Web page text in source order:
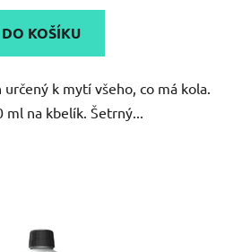
DO KOŠÍKU
k mytí všeho, co má kola.
ml na kbelík. Šetrný...